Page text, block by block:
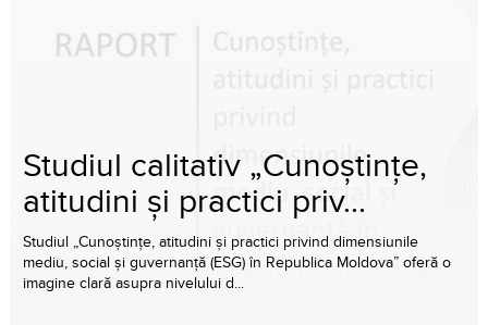
Studiul calitativ „Cunoștințe,
atitudini și practici priv...
Studiul „Cunoștințe, atitudini și practici privind dimensiunile
mediu, social și guvernanță (ESG) în Republica Moldova” oferă o
imagine clară asupra nivelului d...